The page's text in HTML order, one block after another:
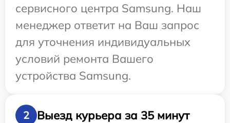
сервисного центра Samsung. Наш
менеджер ответит на Ваш запрос
для уточнения индивидуальных
условий ремонта Вашего
устройства Samsung.
2
Выезд курьера за 35 минут